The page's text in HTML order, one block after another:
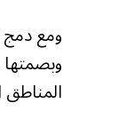
ومع دمج
وبصمتها
المناطق